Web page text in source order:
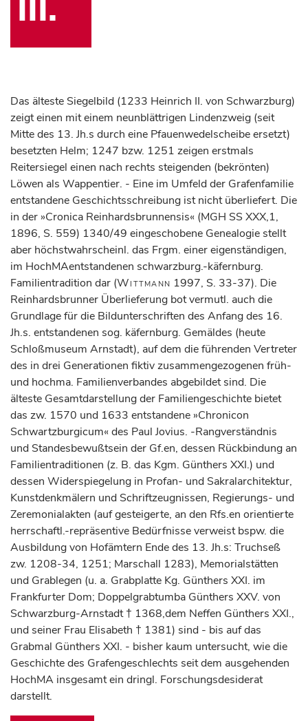
Das älteste Siegelbild (1233 Heinrich II. von Schwarzburg)
zeigt einen mit einem neunblättrigen Lindenzweig (seit
Mitte des 13. Jh.s durch eine Pfauenwedelscheibe ersetzt)
besetzten Helm; 1247 bzw. 1251 zeigen erstmals
Reitersiegel einen nach rechts steigenden (bekrönten)
Löwen als Wappentier. - Eine im Umfeld der Grafenfamilie
entstandene Geschichtsschreibung ist nicht überliefert. Die
in der »Cronica Reinhardsbrunnensis« (MGH SS XXX,1,
1896, S. 559) 1340/49 eingeschobene Genealogie stellt
aber höchstwahrscheinl. das Frgm. einer eigenständigen,
im HochMAentstandenen schwarzburg.-käfernburg.
Familientradition dar (Wittmann 1997, S. 33-37). Die
Reinhardsbrunner Überlieferung bot vermutl. auch die
Grundlage für die Bildunterschriften des Anfang des 16.
Jh.s. entstandenen sog. käfernburg. Gemäldes (heute
Schloßmuseum Arnstadt), auf dem die führenden Vertreter
des in drei Generationen fiktiv zusammengezogenen früh-
und hochma. Familienverbandes abgebildet sind. Die
älteste Gesamtdarstellung der Familiengeschichte bietet
das zw. 1570 und 1633 entstandene »Chronicon
Schwartzburgicum« des Paul Jovius. -Rangverständnis
und Standesbewußtsein der Gf.en, dessen Rückbindung an
Familientraditionen (z. B. das Kgm. Günthers XXI.) und
dessen Widerspiegelung in Profan- und Sakralarchitektur,
Kunstdenkmälern und Schriftzeugnissen, Regierungs- und
Zeremonialakten (auf gesteigerte, an den Rfs.en orientierte
herrschaftl.-repräsentive Bedürfnisse verweist bspw. die
Ausbildung von Hofämtern Ende des 13. Jh.s: Truchseß
zw. 1208-34, 1251; Marschall 1283), Memorialstätten
und Grablegen (u. a. Grabplatte Kg. Günthers XXI. im
Frankfurter Dom; Doppelgrabtumba Günthers XXV. von
Schwarzburg-Arnstadt † 1368,dem Neffen Günthers XXI.,
und seiner Frau Elisabeth † 1381) sind - bis auf das
Grabmal Günthers XXI. - bisher kaum untersucht, wie die
Geschichte des Grafengeschlechts seit dem ausgehenden
HochMA insgesamt ein dringl. Forschungsdesiderat
darstellt.